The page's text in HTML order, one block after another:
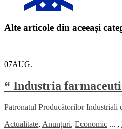
Alte articole din aceeași
07AUG.
“ Industria
Patronatul Producătorilor Industriali
Actualitate, Anunțuri, Economic ... ,